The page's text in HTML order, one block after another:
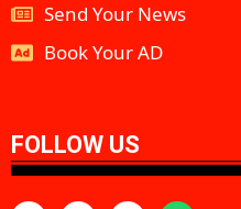
Send Your News
Book Your AD
FOLLOW US